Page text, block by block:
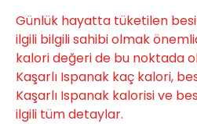
Günlük hayatta tüketilen
ilgili bilgili sahibi olmak
kalori değeri de bu noktada
Kaşarlı Ispanak kaç kalori,
Kaşarlı Ispanak kalorisi ve
ilgili tüm detaylar.